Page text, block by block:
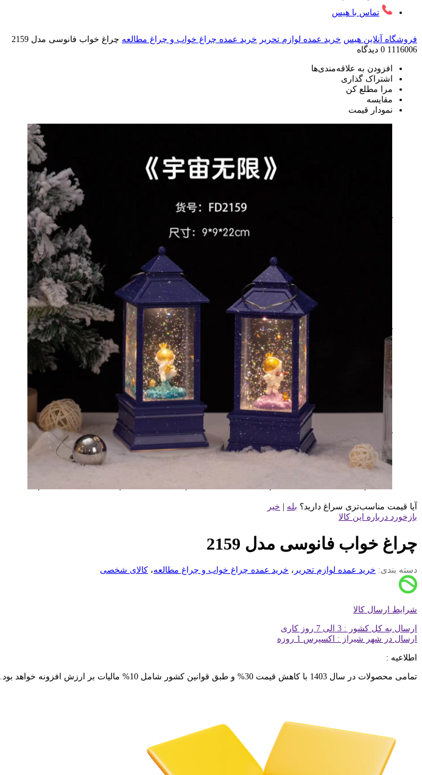
تماس با هیس
فروشگاه آنلاین هیس خرید عمده لوازم تحریر خرید عمده چراغ خواب و چراغ مطالعه چراغ خواب فانوسی مدل 2159
1116006 0 دیدگاه
افزودن به علاقه‌مندی‌ها
اشتراک گذاری
مرا مطلع کن
مقایسه
نمودار قیمت
آیا قیمت مناسب‌تری سراغ دارید؟ بله
خیر
بازخورد درباره این کالا
چراغ خواب فانوسی مدل 2159
دسته بندی: خرید عمده لوازم تحریر ، خرید عمده چراغ خواب و چراغ مطالعه، کالای شخصی
شرایط ارسال کالا
ارسال به کل کشور : 3 الی 7 روز کاری
ارسال در شهر شیراز : اکسپرس 1 روزه
اطلاعیه :
تمامی محصولات در سال 1403 با کاهش قیمت 30% و طبق قوانین کشور شامل 10% مالیات بر ارزش افزونه خواهد بود. ثبت سفارشات خرده تنها از عاملیت های فروش امکان پذیر خواهد بود. تماس با کارشناسان : 91691267-021